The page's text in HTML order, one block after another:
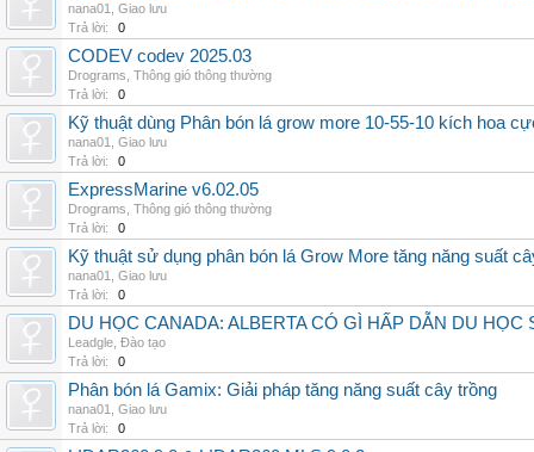
nana01
Giao lưu
Trả lời:
0
CODEV codev 2025.03
Drograms Thông gió thông thường
Trả lời:
0
Kỹ thuật dùng Phân bón lá grow more 10-55-10 kích hoa
nana01
Giao lưu
Trả lời:
0
ExpressMarine v6.02.05
Drograms Thông gió thông thường
Trả lời:
0
Kỹ thuật sử dụng phân bón lá Grow More tăng năng suất
nana01
Giao lưu
Trả lời:
0
DU HỌC CANADA: ALBERTA CÓ GÌ HẤP DẪN DU HỌC
Leadgle Đào tạo
Trả lời:
0
Phân bón lá Gamix: Giải pháp tăng năng suất cây trồng
nana01
Giao lưu
Trả lời:
0